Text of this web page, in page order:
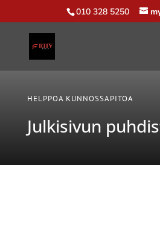
010 328 5250
HELPPOA KUNNOSSAPITOA
Julkisivun